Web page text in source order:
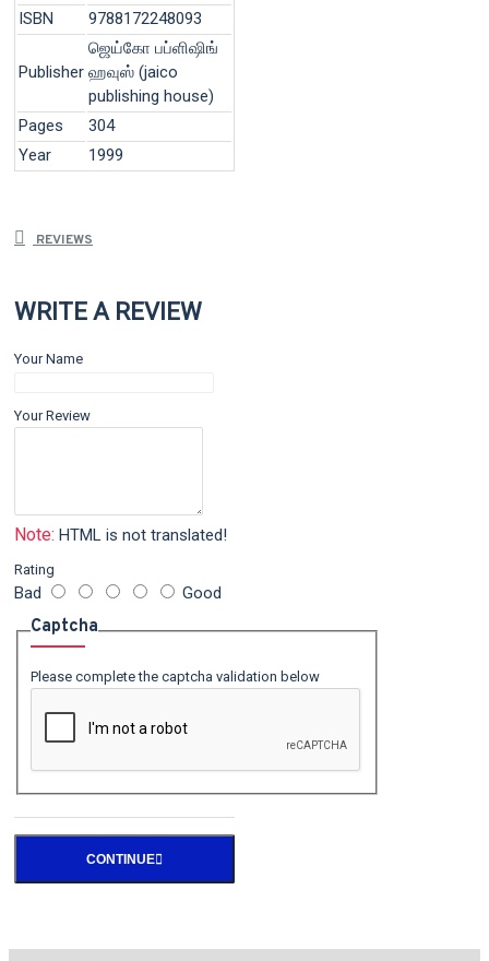
ISBN 9788172248093
Publisher
ஜெய்கோ பப்ளிஷிங்
ஹவுஸ் (jaico
publishing house)
Pages
304
Year
1999
REVIEWS
WRITE A REVIEW
Your Name
Your Review
Note: HTML is not translated!
Rating
Bad Good
Captcha
Please complete the captcha validation below
CONTINUE